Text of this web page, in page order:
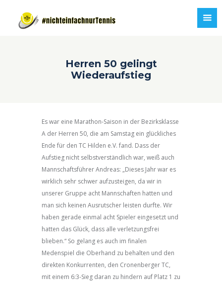
Herren 50 gelingt
Wiederaufstieg
Es war eine Marathon-Saison in der Bezirksklasse
A der Herren 50, die am Samstag ein glückliches
Ende für den TC Hilden e.V. fand. Dass der
Aufstieg nicht selbstverständlich war, weiß auch
Mannschaftsführer Andreas: „Dieses Jahr war es
wirklich sehr schwer aufzusteigen, da wir in
unserer Gruppe acht Mannschaften hatten und
man sich keinen Ausrutscher leisten durfte. Wir
haben gerade einmal acht Spieler eingesetzt und
hatten das Glück, dass alle verletzungsfrei
blieben.“ So gelang es auch im finalen
Medenspiel die Oberhand zu behalten und den
direkten Konkurrenten, den Cronenberger TC,
mit einem 6:3-Sieg daran zu hindern auf Platz 1 zu